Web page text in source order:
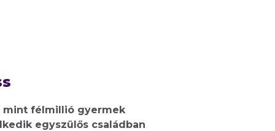
mint félmillió gyermek
egyszülős családban